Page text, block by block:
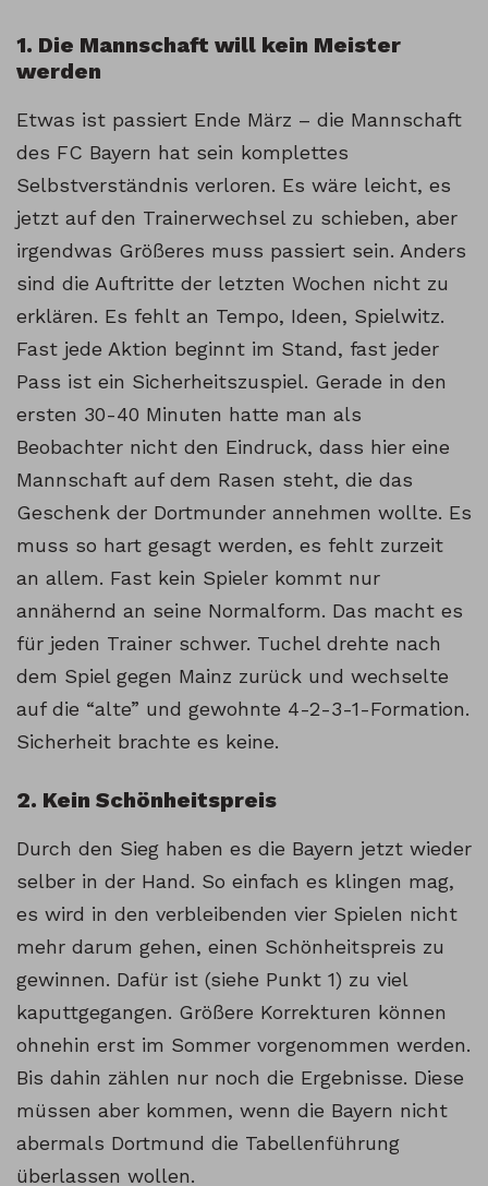
1. Die Mannschaft will kein Meister
werden
Etwas ist passiert Ende März – die Mannschaft
des FC Bayern hat sein komplettes
Selbstverständnis verloren. Es wäre leicht, es
jetzt auf den Trainerwechsel zu schieben, aber
irgendwas Größeres muss passiert sein. Anders
sind die Auftritte der letzten Wochen nicht zu
erklären. Es fehlt an Tempo, Ideen, Spielwitz.
Fast jede Aktion beginnt im Stand, fast jeder
Pass ist ein Sicherheitszuspiel. Gerade in den
ersten 30-40 Minuten hatte man als
Beobachter nicht den Eindruck, dass hier eine
Mannschaft auf dem Rasen steht, die das
Geschenk der Dortmunder annehmen wollte. Es
muss so hart gesagt werden, es fehlt zurzeit
an allem. Fast kein Spieler kommt nur
annähernd an seine Normalform. Das macht es
für jeden Trainer schwer. Tuchel drehte nach
dem Spiel gegen Mainz zurück und wechselte
auf die “alte” und gewohnte 4-2-3-1-Formation.
Sicherheit brachte es keine.
2. Kein Schönheitspreis
Durch den Sieg haben es die Bayern jetzt wieder
selber in der Hand. So einfach es klingen mag,
es wird in den verbleibenden vier Spielen nicht
mehr darum gehen, einen Schönheitspreis zu
gewinnen. Dafür ist (siehe Punkt 1) zu viel
kaputtgegangen. Größere Korrekturen können
ohnehin erst im Sommer vorgenommen werden.
Bis dahin zählen nur noch die Ergebnisse. Diese
müssen aber kommen, wenn die Bayern nicht
abermals Dortmund die Tabellenführung
überlassen wollen.